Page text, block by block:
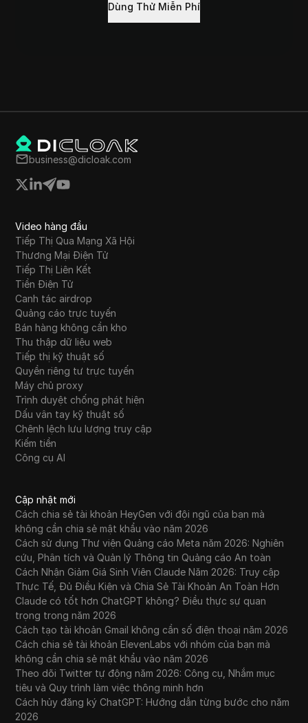
Dùng Thử Miễn Phí
business@dicloak.com
Video hàng đầu
Tiếp Thị Qua Mạng Xã Hội
Thương Mại Điện Tử
Tiếp Thị Liên Kết
Tiền Điện Tử
Canh tác airdrop
Quảng cáo trực tuyến
Bán hàng không cần kho
Thu thập dữ liệu web
Tiếp thị kỹ thuật số
Quyền riêng tư trực tuyến
Máy chủ proxy
Trình duyệt chống phát hiện
Dấu vân tay kỹ thuật số
Chênh lệch lưu lượng truy cập
Kiếm tiền
Công cụ AI
Cập nhật mới
Cách chia sẻ tài khoản HeyGen với đội ngũ của bạn mà
không cần chia sẻ mật khẩu vào năm 2026
Cách sử dụng Thư viện Quảng cáo Meta năm 2026: Nghiên
cứu, Phân tích và Quản lý Thông tin Quảng cáo An toàn
Cách Nhận Giảm Giá Sinh Viên Claude Năm 2026: Truy cập
Thực Tế, Đủ Điều Kiện và Chia Sẻ Tài Khoản An Toàn Hơn
Claude có tốt hơn ChatGPT không? Điều thực sự quan
trọng trong năm 2026
Cách tạo tài khoản Gmail không cần số điện thoại năm 2026
Cách chia sẻ tài khoản ElevenLabs với nhóm của bạn mà
không cần chia sẻ mật khẩu vào năm 2026
Theo dõi Twitter tự động năm 2026: Công cụ, Nhắm mục
tiêu và Quy trình làm việc thông minh hơn
Cách hủy đăng ký ChatGPT: Hướng dẫn từng bước cho năm
2026